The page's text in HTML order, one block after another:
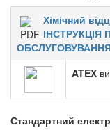
Хімічний
ІНСТРУКЦІЯ
ATEX
Стандартний